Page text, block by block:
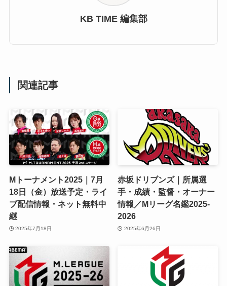
KB TIME 編集部
関連記事
Mトーナメント2025｜7月
18日（金）放送予定・ライ
ブ配信情報・ネット無料中
継
2025年7月18日
赤坂ドリブンズ｜所属選
手・成績・監督・オーナー
情報／Mリーグ名鑑2025-
2026
2025年6月26日